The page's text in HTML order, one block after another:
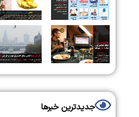
جدیدترین خبرها